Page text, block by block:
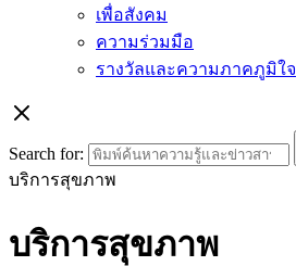
เพื่อสังคม
ความร่วมมือ
รางวัลและความภาคภูมิใจ
Search for:
บริการสุขภาพ
บริการสุขภาพ